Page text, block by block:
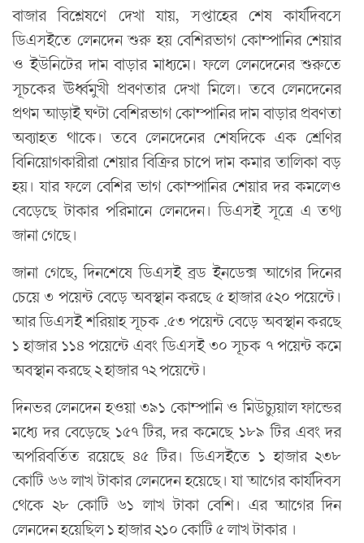
বাজার বিশ্লেষণে দেখা যায়, সপ্তাহের শেষ কার্যদিবসে
ডিএসইতে লেনদেন শুরু হয় বেশিরভাগ কোম্পানির শেয়ার
ও ইউনিটের দাম বাড়ার মাধ্যমে। ফলে লেনদেনের শুরুতে
সূচকের ঊর্ধ্বমুখী প্রবণতার দেখা মিলে। তবে লেনদেনের
প্রথম আড়াই ঘণ্টা বেশিরভাগ কোম্পানির দাম বাড়ার প্রবণতা
অব্যাহত থাকে। তবে লেনদেনের শেষদিকে এক শ্রেণির
বিনিয়োগকারীরা শেয়ার বিক্রির চাপে দাম কমার তালিকা বড়
হয়। যার ফলে বেশির ভাগ কোম্পানির শেয়ার দর কমলেও
বেড়েছে টাকার পরিমানে লেনদেন। ডিএসই সূত্রে এ তথ্য
জানা গেছে।
জানা গেছে, দিনশেষে ডিএসই ব্রড ইনডেক্স আগের দিনের
চেয়ে ৩ পয়েন্ট বেড়ে অবস্থান করছে ৫ হাজার ৫২০ পয়েন্টে।
আর ডিএসই শরিয়াহ সূচক .৫৩ পয়েন্ট বেড়ে অবস্থান করছে
১ হাজার ১১৪ পয়েন্টে এবং ডিএসই ৩০ সূচক ৭ পয়েন্ট কমে
অবস্থান করছে ২ হাজার ৭২ পয়েন্টে।
দিনভর লেনদেন হওয়া ৩৯১ কোম্পানি ও মিউচ্যুয়াল ফান্ডের
মধ্যে দর বেড়েছে ১৫৭ টির, দর কমেছে ১৮৯ টির এবং দর
অপরিবর্তিত রয়েছে ৪৫ টির। ডিএসইতে ১ হাজার ২৩৮
কোটি ৬৬ লাখ টাকার লেনদেন হয়েছে। যা আগের কার্যদিবস
থেকে ২৮ কোটি ৬১ লাখ টাকা বেশি। এর আগের দিন
লেনদেন হয়েছিল ১ হাজার ২১০ কোটি ৫ লাখ টাকার ।